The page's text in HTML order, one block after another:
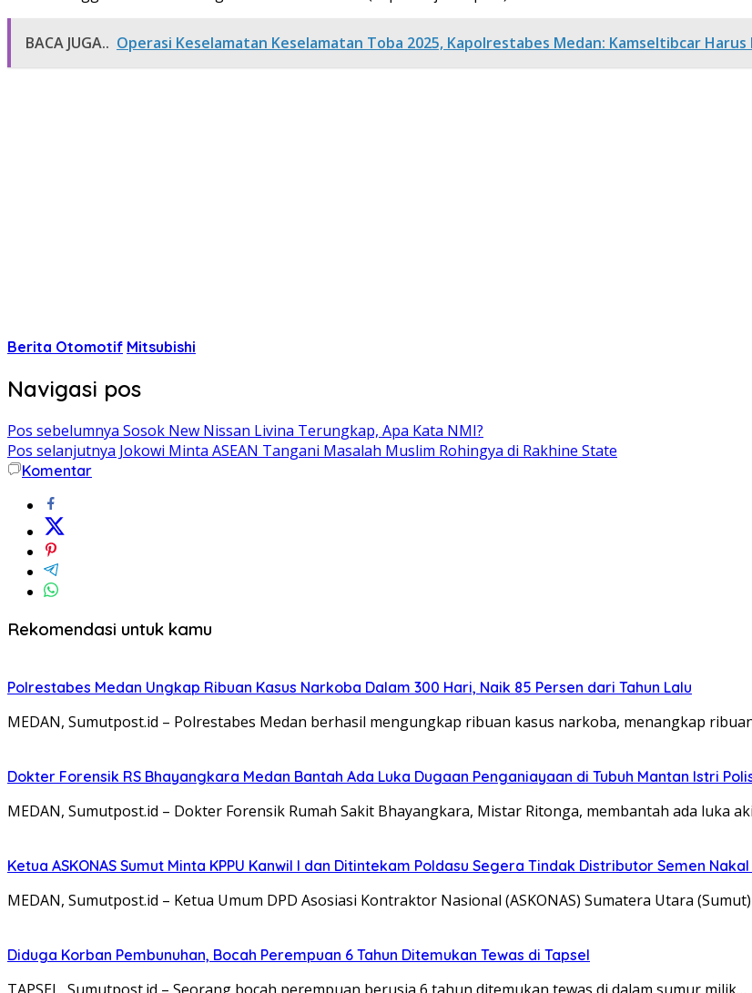
BACA JUGA.. Operasi Keselamatan Keselamatan Toba 2025, Kapolrestabes Medan: Kamseltibcar
Berita Otomotif Mitsubishi
Navigasi pos
Pos sebelumnya Sosok New Nissan Livina Terungkap, Apa Kata NMI?
Pos selanjutnya Jokowi Minta ASEAN Tangani Masalah Muslim Rohingya di Rakhine State
Komentar
Rekomendasi untuk kamu
Polrestabes Medan Ungkap Ribuan Kasus Narkoba Dalam 300 Hari, Naik 85 Persen dari Tahun Lalu
MEDAN, Sumutpost.id – Polrestabes Medan berhasil mengungkap ribuan kasus narkoba, menangkap
Dokter Forensik RS Bhayangkara Medan Bantah Ada Luka Dugaan Penganiayaan di Tubuh Mantan Istri
MEDAN, Sumutpost.id – Dokter Forensik Rumah Sakit Bhayangkara, Mistar Ritonga, membantah ada luka
Ketua ASKONAS Sumut Minta KPPU Kanwil I dan Ditintekam Poldasu Segera Tindak Distributor Semen
MEDAN, Sumutpost.id – Ketua Umum DPD Asosiasi Kontraktor Nasional (ASKONAS) Sumatera Utara
Diduga Korban Pembunuhan, Bocah Perempuan 6 Tahun Ditemukan Tewas di Tapsel